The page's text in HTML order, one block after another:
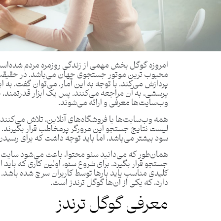
پردازش می‌کند. با توجه به این آمار، می‌توان گفت،
پرسشی، به آن مراجعه می‌کنند. پس یک ابزار
وب‌سایت‌ها معرفی و ارائه می‌شوند.
همه وب‌سایت‌ها یا فروشگاه‌های آنلاین، تلاش
لیست نتایج جستجو این مرورگر پرمخاطب قرار
سود بیشتر می‌باشد، اما باید توجه داشت که برای
همان‌طور که می‌دانید سئو محتوا، باعث می‌شود
جستجو قرار بگیرد. برای شروع سئو، اولین کاری که
کلیدی مناسب باید بارها توسط کاربران سرچ شده
دارد، که یکی از آن‌ها گوگل ترندز است.
معرفی گوگل ترندز